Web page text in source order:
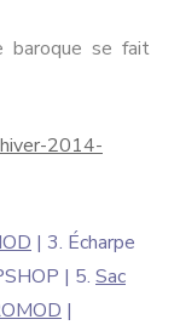
se fait
| 3. Écharpe
| 5. Sac
|